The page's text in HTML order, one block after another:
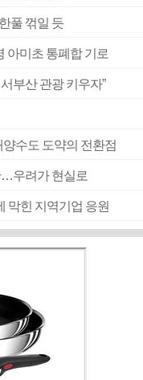
풀 꺾일 듯
아미초 통폐합 기로
부산 관광 키우자”
양수도 도약의 전환점
…우려가 현실로
막힌 지역기업 응원